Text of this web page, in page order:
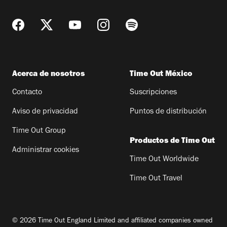
Acerca de nosotros
Contacto
Aviso de privacidad
Time Out Group
Administrar cookies
Time Out México
Suscripciones
Puntos de distribución
Productos de Time Out
Time Out Worldwide
Time Out Travel
© 2026 Time Out England Limited and affiliated companies owned